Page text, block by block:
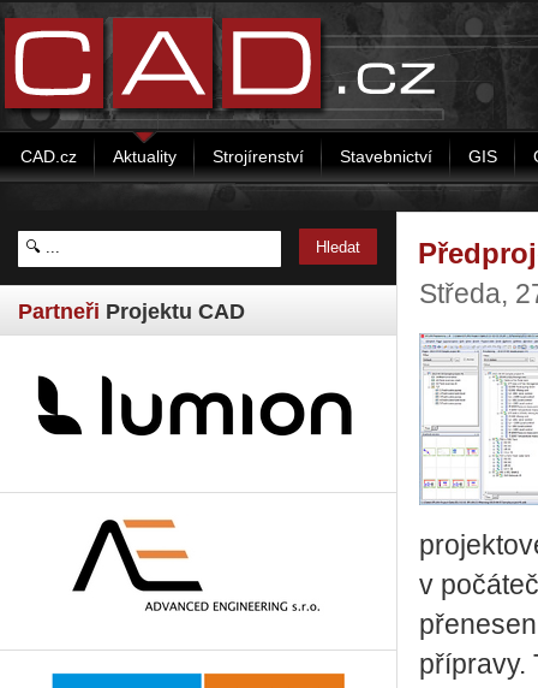
CAD.cz Aktuality Strojírenství Stavebnictví GIS
Partneři Projektu CAD
Středa,
v
přípravy.